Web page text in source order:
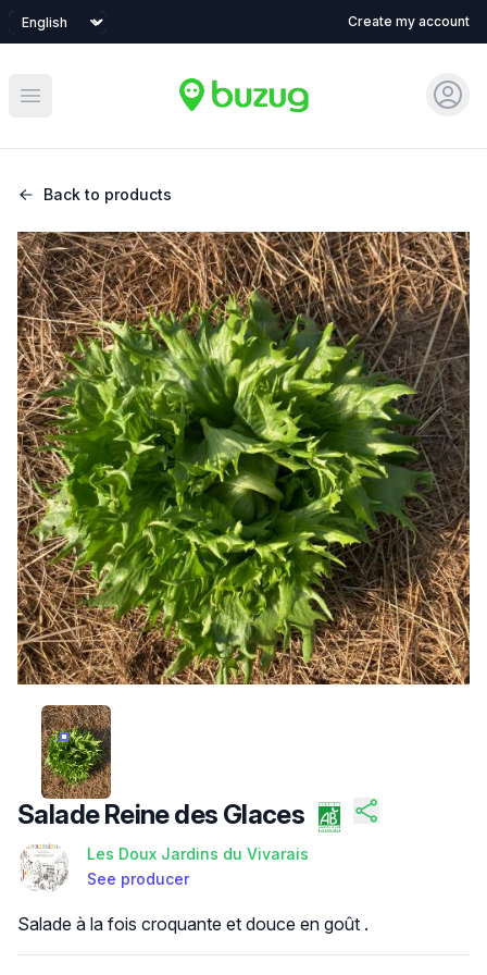
Language Create my account
Open main menu
Sign
Back to products
/FILES/FI-LBXP_NKRMSYXZA69QH5NV.JPG
Salade Reine des Glaces
Les Doux Jardins du Vivarais
See producer
Product description
Salade à la fois croquante et douce en goût .